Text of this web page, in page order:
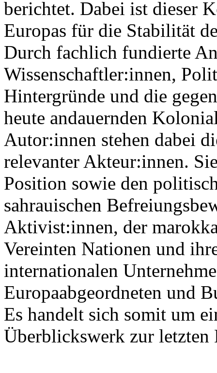
berichtet. Dabei ist dieser
Europas für die Stabilität
Durch fachlich fundierte
Wissenschaftler:innen,
Hintergründe und die
heute andauernden
Autor:innen stehen dabei
relevanter Akteur:innen.
Position sowie den
sahrauischen
Aktivist:innen, der
Vereinten Nationen und
internationalen
Europaabgeordneten und
Es handelt sich somit um
Überblickswerk zur